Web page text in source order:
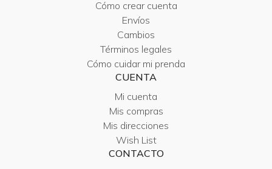
Cómo crear cuenta
Envíos
Cambios
Términos legales
Cómo cuidar mi prenda
CUENTA
Mi cuenta
Mis compras
Mis direcciones
Wish List
CONTACTO